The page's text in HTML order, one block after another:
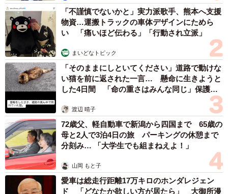
普段のお散歩で、歩くことを拒否され苦戦しているパパ
は、ゆーちゃんとの微笑ましい散歩に「うーん…この”素直
散歩”にちょっと納得いっていないなぁ」……！パパには甘
えて、ワガママ全開。ちゃんと相手を見てお散歩をする、
とても賢いむぎちゃんでした。
「不謹慎でないかと」実力派歌手、熊本へ支援
物資…運搬トラックの車体デザインにためら
い 「痛いほど伝わる」「行動され立派」
まいどなトピック
「そのままにしといてください」道路で動けな
い猫を前に返された一言… 懸命に生きようと
した4日間 「命の重さはみんな同じ」保護団
渡辺 晴子
72歳父、軽自動車で新潟から四国まで 65歳の
母と2人で3泊4日の旅 パーキングの休憩まで
分刻み… 「大学生でも組まねえよ！」
山岡 もと子
愛車は総走行距離17万キロのホンダレジェン
ド 「どなたか欲しい方が居たら」 大御所漫